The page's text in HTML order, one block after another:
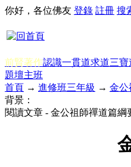
你好，各位佛友 登錄 註冊 搜
前賢著作認識一貫道求道三寶
題壇主班
首頁 → 進修班三年級 → 金公
背景：
閱讀文章 - 金公祖師禪道篇綱